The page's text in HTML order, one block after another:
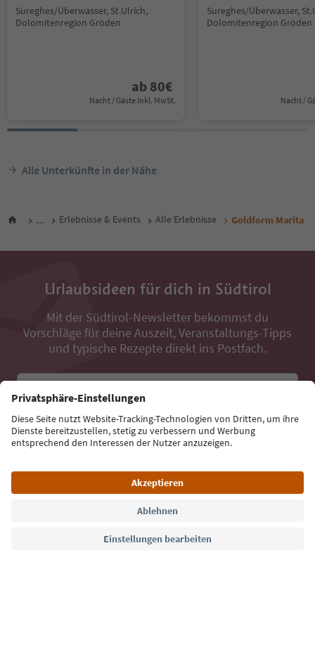
Sureghes/Überwasser, St.Ulrich,
Dolomitenregion Gröden
ab 80€
Nacht / Gäste Inkl. MwSt.
Sureghes/Überwasser,
Dolomitenregion Gröden
Nacht /
Alle Unterkünfte in der Nähe
... Erlebnisse & Events Alle Erlebnisse Goldform Marita
Urlaubsideen für dich in Südtirol
Mit der Südtirol-Newsletter bekommst du
Vorschläge für deine Auszeit, Veranstaltungs-Tipps
und typische Rezepte direkt ins Postfach.
Jetzt anmelden